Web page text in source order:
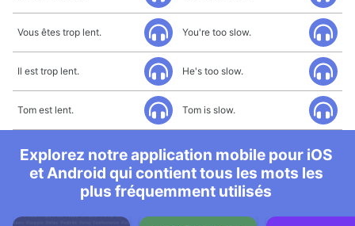
Vous êtes trop lent. You're too slow.
Il est trop lent. He's too slow.
Tom est lent. Tom is slow.
Explorez notre application mobile pour iOS
et Android qui contient tous les mots les
plus fréquemment utilisés